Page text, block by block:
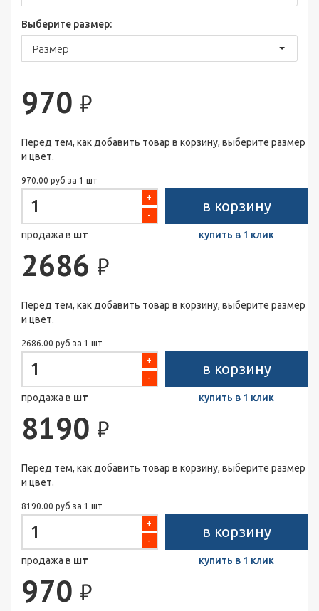
Выберите размер:
Размер
970 ₽
Перед тем, как добавить товар в корзину, выберите размер
и цвет.
970.00 руб за 1 шт
-
+
продажа в шт
в корзину
купить в 1 клик
2686 ₽
Перед тем, как добавить товар в корзину, выберите размер
и цвет.
2686.00 руб за 1 шт
-
+
продажа в шт
в корзину
купить в 1 клик
8190 ₽
Перед тем, как добавить товар в корзину, выберите размер
и цвет.
8190.00 руб за 1 шт
-
+
продажа в шт
в корзину
купить в 1 клик
970 ₽